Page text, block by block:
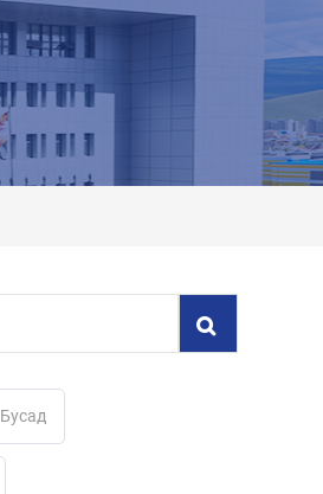
Бусад